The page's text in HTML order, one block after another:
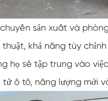
sản xuất và
khả năng tùy
họ sẽ tập trung vào
tử ô tô, năng lượng mới